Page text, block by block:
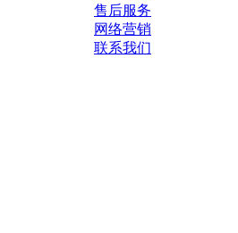
售后服务
网络营销
联系我们